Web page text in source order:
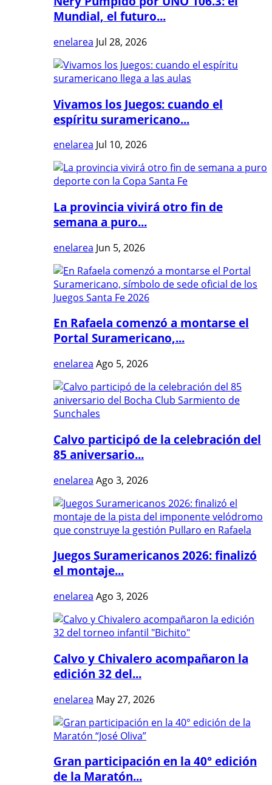
Mundial, el futuro...
enelarea Jul 28, 2026
Vivamos los Juegos: cuando el
espíritu suramericano...
enelarea Jul 10, 2026
La provincia vivirá otro fin de
semana a puro...
enelarea Jun 5, 2026
En Rafaela comenzó a montarse el
Portal Suramericano,...
enelarea Ago 5, 2026
Calvo participó de la celebración del
85 aniversario...
enelarea Ago 3, 2026
Juegos Suramericanos 2026: finalizó
el montaje...
enelarea Ago 3, 2026
Calvo y Chivalero acompañaron la
edición 32 del...
enelarea May 27, 2026
Gran participación en la 40° edición
de la Maratón...